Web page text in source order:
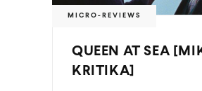
MICRO-REVIEWS
QUEEN AT SEA
KRITIKA]